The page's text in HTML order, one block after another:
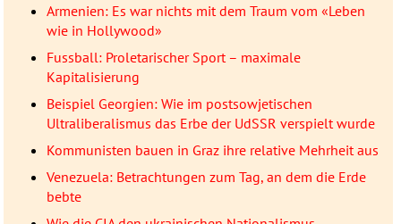
Armenien: Es war nichts mit dem Traum vom «Leben
wie in Hollywood»
Fussball: Proletarischer Sport – maximale
Kapitalisierung
Beispiel Georgien: Wie im postsowjetischen
Ultraliberalismus das Erbe der UdSSR verspielt wurde
Kommunisten bauen in Graz ihre relative Mehrheit aus
Venezuela: Betrachtungen zum Tag, an dem die Erde
bebte